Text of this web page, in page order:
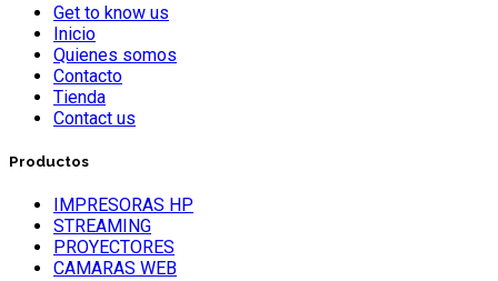
Get to know us
Inicio
Quienes somos
Contacto
Tienda
Contact us
Productos
IMPRESORAS HP
STREAMING
PROYECTORES
CAMARAS WEB